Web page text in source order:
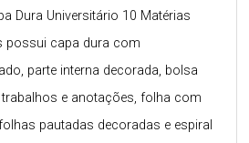
Dura Universitário 10 Matérias
possui capa dura com
parte interna decorada, bolsa
e anotações, folha com
pautadas decoradas e espiral